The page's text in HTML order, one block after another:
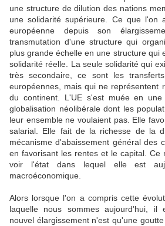
une structure de dilution des nations
une solidarité supérieure. Ce que l'on
européenne depuis son
transmutation d'une structure qui
plus grande échelle en une structure qui
solidarité réelle. La seule solidarité qui
très secondaire, ce sont les
européennes, mais qui ne représentent
du continent. L'UE s'est muée en
globalisation néolibérale dont les
leur ensemble ne voulaient pas. Elle
salarial. Elle fait de la richesse de la
mécanisme d'abaissement général des
en favorisant les rentes et le capital. Ce
voir l'état dans lequel elle est
macroéconomique.
Alors lorsque l'on a compris cette
laquelle nous sommes aujourd’hui, il
nouvel élargissement n'est qu'une